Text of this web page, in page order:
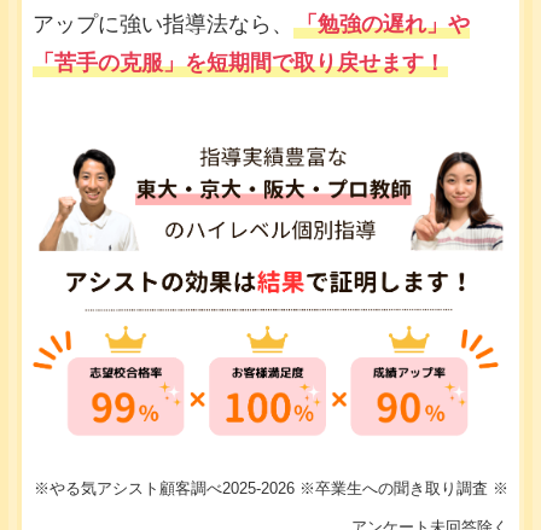
アップに強い指導法なら、 「勉強の遅れ」や
「苦手の克服」を短期間で取り戻せます！
※やる気アシスト顧客調べ2025-2026 ※卒業生への聞き取り調査 ※